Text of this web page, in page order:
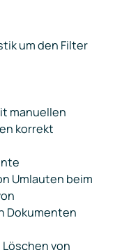
um den Filter
manuellen
korrekt
Umlauten beim
Dokumenten
von